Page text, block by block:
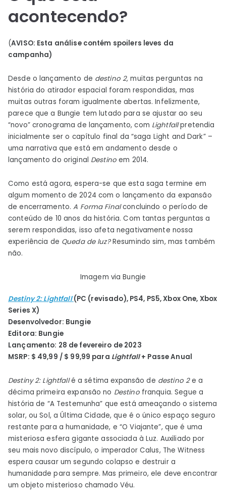
Lightfall
acontecendo?
(AVISO: Esta análise contém spoilers leves da
campanha)
Desde o lançamento de destino 2,muitas perguntas na
história do atirador espacial foram respondidas, mas
muitas outras foram igualmente abertas. Infelizmente,
parece que a Bungie tem lutado para se ajustar ao seu
“novo” cronograma de lançamento, com Lightfallpretendia
inicialmente ser o capítulo final da “saga Light and Dark” –
uma narrativa que está em andamento desde o
lançamento do original Destino em 2014.
Como está agora, espera-se que esta saga termine em
algum momento de 2024 com o lançamento da expansão
de encerramento.A Forma Finalconcluindo o período de
conteúdo de 10 anos da história. Com tantas perguntas a
serem respondidas, isso afeta negativamente nossa
experiência de Queda de luz?Resumindo sim, mas também
não.
Imagem via Bungie
Destiny 2: Lightfall (PC (revisado), PS4, PS5, Xbox One, Xbox
Series X)
Desenvolvedor: Bungie
Editora: Bungie
Lançamento: 28 de fevereiro de 2023
MSRP: $ 49,99 / $ 99,99 para Lightfall+ Passe Anual
Destiny 2: Lightfallé a sétima expansão de destino 2e a
décima primeira expansão no Destinofranquia. Segue a
história de “A Testemunha” que está ameaçando o sistema
solar, ou Sol, a Última Cidade, que é o único espaço seguro
restante para a humanidade, e “O Viajante”, que é uma
misteriosa esfera gigante associada à Luz. Auxiliado por
seu mais novo discípulo, o imperador Calus, The Witness
espera causar um segundo colapso e destruir a
humanidade para sempre. Mas primeiro, ele deve encontrar
um objeto misterioso chamado Véu.